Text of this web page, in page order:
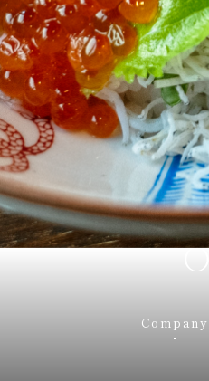
Company